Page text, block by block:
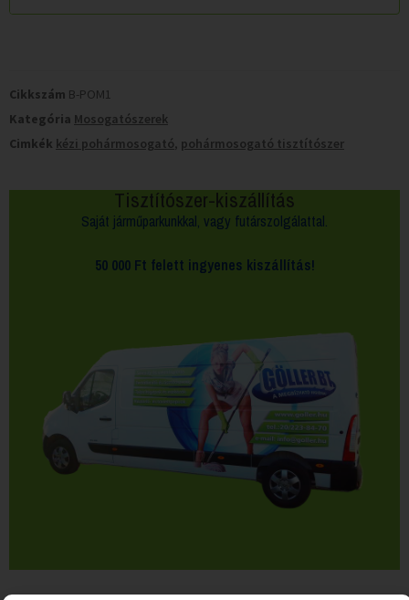
Cikkszám B-POM1
Kategória Mosogatószerek
Cimkék kézi pohármosogató, pohármosogató tisztítószer
Tisztítószer-kiszállítás
Saját járműparkunkkal, vagy futárszolgálattal.
50 000 Ft felett ingyenes kiszállítás!